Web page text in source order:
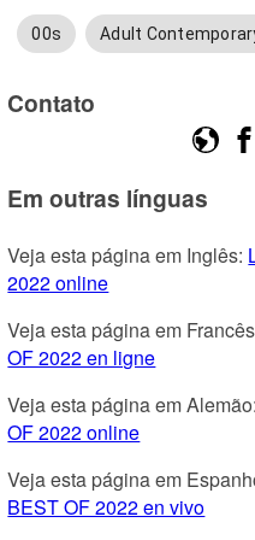
00s Adult
Contato
Em outras línguas
Veja esta página em Inglês:
2022 online
Veja esta página em
OF 2022 en ligne
Veja esta página em Alemão:
OF 2022 online
Veja esta página em
BEST OF 2022 en vivo